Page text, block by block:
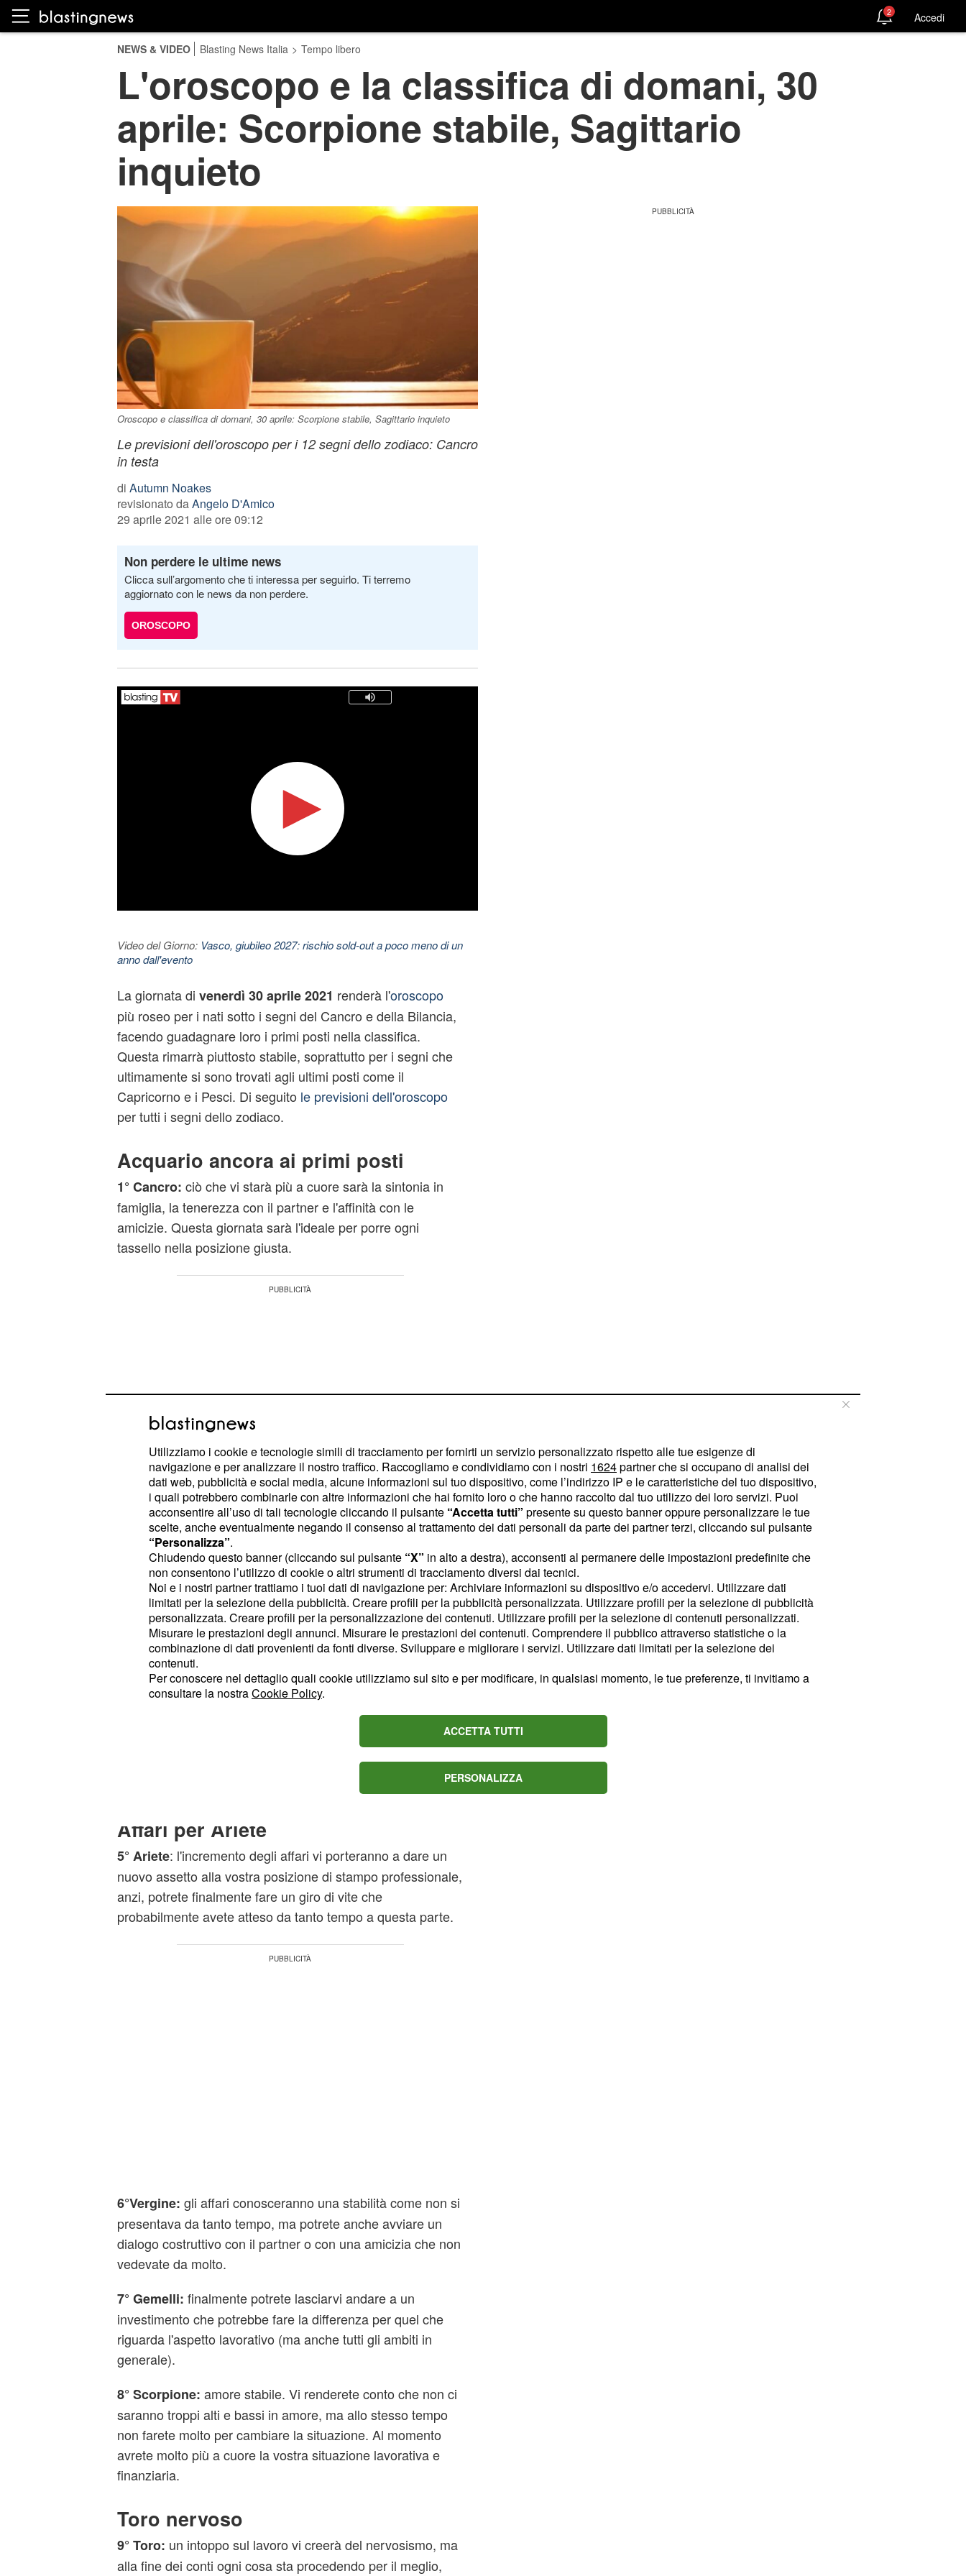
2 Accedi
NEWS & VIDEO Blasting News Italia > Tempo libero
L'oroscopo e la classifica di domani, 30
aprile: Scorpione stabile, Sagittario
inquieto
Oroscopo e classifica di domani, 30 aprile: Scorpione stabile, Sagittario inquieto
Le previsioni dell'oroscopo per i 12 segni dello zodiaco: Cancro
in testa
di Autumn Noakes
revisionato daAngelo D'Amico
29 aprile 2021 alle ore 09:12
Non perdere le ultime news
Clicca sull’argomento che ti interessa per seguirlo. Ti terremo
aggiornato con le news da non perdere.
OROSCOPO
Video del Giorno: Vasco, giubileo 2027: rischio sold-out a poco meno di un
anno dall'evento
La giornata di venerdì 30 aprile 2021 renderà l'oroscopo
più roseo per i nati sotto i segni del Cancro e della Bilancia,
facendo guadagnare loro i primi posti nella classifica.
Questa rimarrà piuttosto stabile, soprattutto per i segni che
ultimamente si sono trovati agli ultimi posti come il
Capricorno e i Pesci. Di seguito le previsioni dell'oroscopo
per tutti i segni dello zodiaco.
Acquario ancora ai primi posti
1° Cancro: ciò che vi starà più a cuore sarà la sintonia in
famiglia, la tenerezza con il partner e l'affinità con le
amicizie. Questa giornata sarà l'ideale per porre ogni
tassello nella posizione giusta.
2° Bilancia:questa giornata sarà la migliore della
settimana, grazie essenzialmente all'atmosfera sempre più
stabile della vostra relazione amorosa.La cerchia
collaborativasul lavoro sarà sempre più affiatata.
3° Acquario:finalmente potrete essere più loquaci con la
persona amata, aprirvi senza alcuna remora e cercare di far
procedere il vostro rapporto nella direzione giusta. Il
weekend renderà l'atmosfera più romantica.
questo periodo si presenterà sempre più roseo,
complice la grande autostima e l'affinità con il partner che si
sta evolvendo. Siate sempre più espansivi, ci potrebbero
Affari per Ariete
5° Ariete: l'incremento degli affari vi porteranno a dare un
nuovo assetto alla vostra posizione di stampo professionale,
anzi, potrete finalmente fare un giro di vite che
probabilmente avete atteso da tanto tempo a questa parte.
6°Vergine: gli affari conosceranno una stabilità come non si
presentava da tanto tempo, ma potrete anche avviare un
dialogo costruttivo con il partner o con una amicizia che non
vedevate da molto.
7° Gemelli: finalmente potrete lasciarvi andare a un
investimento che potrebbe fare la differenza per quel che
riguarda l'aspetto lavorativo (ma anche tutti gli ambiti in
generale).
8° Scorpione: amore stabile. Vi renderete conto che non ci
saranno troppi alti e bassi in amore, ma allo stesso tempo
non farete molto per cambiare la situazione. Al momento
avrete molto più a cuore la vostra situazione lavorativa e
finanziaria.
Toro nervoso
9° Toro: un intoppo sul lavoro vi creerà del nervosismo, ma
alla fine dei conti ogni cosa sta procedendo per il meglio,
Utilizziamo i cookie e tecnologie simili di tracciamento per fornirti un servizio personalizzato rispetto alle tue esigenze di
navigazione e per analizzare il nostro traffico. Raccogliamo e condividiamo con i nostri 1624partner che si occupano di analisi dei
dati web, pubblicità e social media, alcune informazioni sul tuo dispositivo, come l’indirizzo IP e le caratteristiche del tuo dispositivo,
i quali potrebbero combinarle con altre informazioni che hai fornito loro o che hanno raccolto dal tuo utilizzo dei loro servizi. Puoi
acconsentire all’uso di tali tecnologie cliccando il pulsante “Accetta tutti” presente su questo banner oppure personalizzare le tue
scelte, anche eventualmente negando il consenso al trattamento dei dati personali da parte dei partner terzi, cliccando sul pulsante
“Personalizza”.
Chiudendo questo banner (cliccando sul pulsante “X” in alto a destra), acconsenti al permanere delle impostazioni predefinite che
non consentono l’utilizzo di cookie o altri strumenti di tracciamento diversi dai tecnici.
Noi e i nostri partner trattiamo i tuoi dati di navigazione per: Archiviare informazioni su dispositivo e/o accedervi. Utilizzare dati
limitati per la selezione della pubblicità. Creare profili per la pubblicità personalizzata. Utilizzare profili per la selezione di pubblicità
personalizzata. Creare profili per la personalizzazione dei contenuti. Utilizzare profili per la selezione di contenuti personalizzati.
Misurare le prestazioni degli annunci. Misurare le prestazioni dei contenuti. Comprendere il pubblico attraverso statistiche o la
combinazione di dati provenienti da fonti diverse. Sviluppare e migliorare i servizi. Utilizzare dati limitati per la selezione dei
contenuti.
Per conoscere nel dettaglio quali cookie utilizziamo sul sito e per modificare, in qualsiasi momento, le tue preferenze, ti invitiamo a
consultare la nostraCookie Policy.
ACCETTA TUTTI
PERSONALIZZA